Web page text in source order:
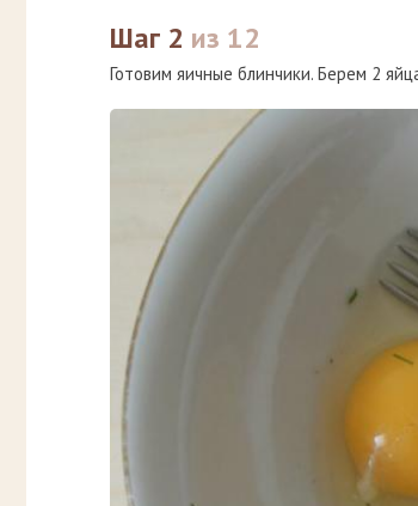
Шаг 2 из 12
Готовим яичные блинчики. Берем 2